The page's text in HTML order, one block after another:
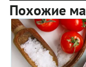
Похожие